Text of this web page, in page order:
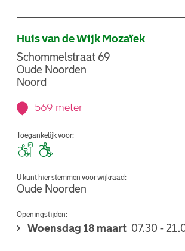
Huis van de Wijk Mozaïek
Schommelstraat 69
Oude Noorden
Noord
569 meter
Toegankelijk voor:
U kunt hier stemmen voor wijkraad:
Oude Noorden
Openingstijden:
Woensdag 18 maart 07.30 -